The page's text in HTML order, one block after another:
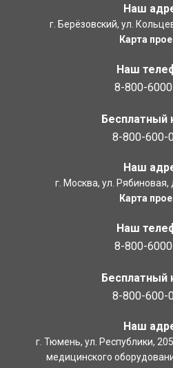
Наш
г. Берёзовcкий, ул.
Карта
Наш
8-800-
Бесплатный
8-800-600-
Наш
г. Москва, ул. Рябиновая,
Карта
Наш
8-800-
Бесплатный
8-800-600-
Наш
г. Тюмень, ул. Республики, 205
медицинского